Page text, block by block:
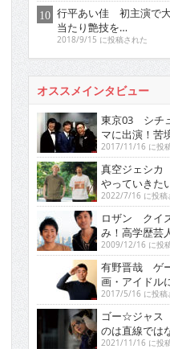
行平あい佳 初主演で
当たり艶技を…
2018/9/15 に投稿された
オススメインタビュー
東京03 シチ
マに出演！苦
2017/11/16 に投
真空ジェシカ
やっていきた
2022/7/16 に投稿
ロザン クイ
み！高学歴芸
2009/12/16 に投
有野晋哉 ゲ
画・アイドル
2017/5/16 に投稿
ゴー☆ジャス
のは直線では
2021/11/16 に投